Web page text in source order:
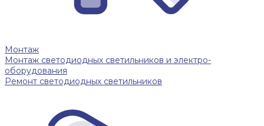
Монтаж
Монтаж светодиодных светильников и электро-
оборудования
Ремонт светодиодных светильников